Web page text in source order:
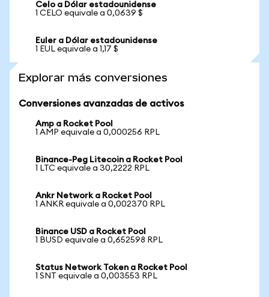
Celo a Dólar estadounidense
1 CELO equivale a 0,0639 $
Euler a Dólar estadounidense
1 EUL equivale a 1,17 $
Explorar más conversiones
Conversiones avanzadas de activos
Amp a Rocket Pool
1 AMP equivale a 0,000256 RPL
Binance-Peg Litecoin a Rocket Pool
1 LTC equivale a 30,2222 RPL
Ankr Network a Rocket Pool
1 ANKR equivale a 0,002370 RPL
Binance USD a Rocket Pool
1 BUSD equivale a 0,652598 RPL
Status Network Token a Rocket Pool
1 SNT equivale a 0,003553 RPL